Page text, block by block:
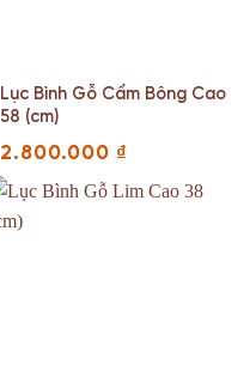
Lục Bình Gỗ Cẩm Bông Cao
58 (cm)
2.800.000 ₫